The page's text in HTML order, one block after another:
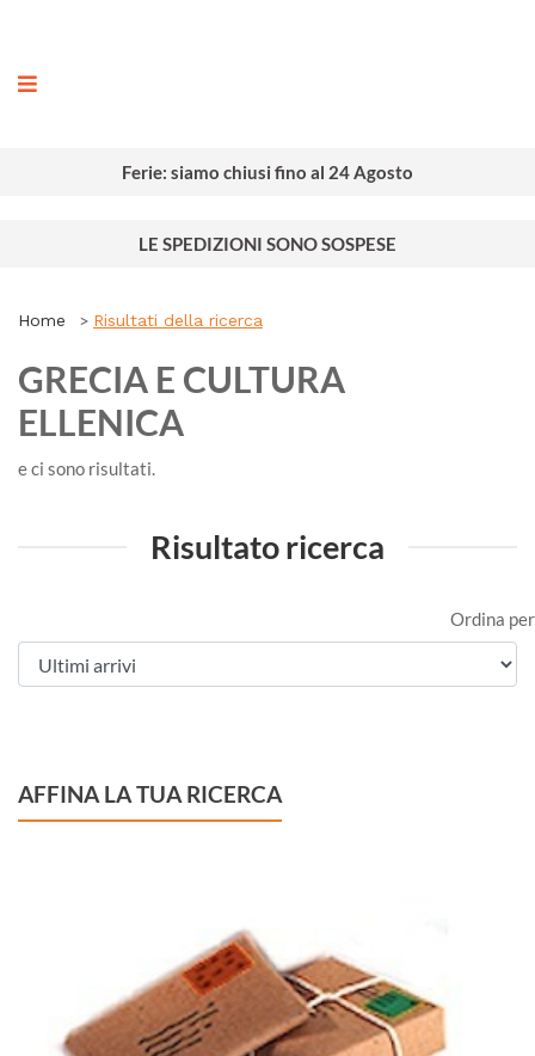
Ferie: siamo chiusi fino al 24 Agosto
LE SPEDIZIONI SONO SOSPESE
Home Risultati della ricerca
GRECIA E CULTURA
ELLENICA
e ci sono risultati.
Risultato ricerca
AFFINA LA TUA RICERCA
Ordina per